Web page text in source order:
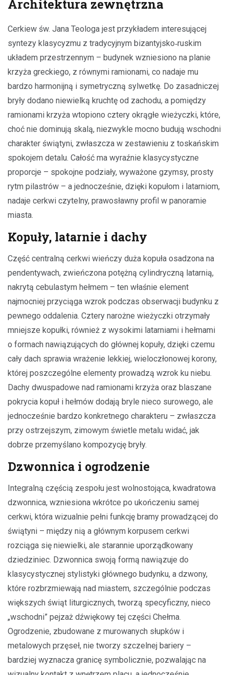
Architektura zewnętrzna
Cerkiew św. Jana Teologa jest przykładem interesującej
syntezy klasycyzmu z tradycyjnym bizantyjsko‑ruskim
układem przestrzennym – budynek wzniesiono na planie
krzyża greckiego, z równymi ramionami, co nadaje mu
bardzo harmonijną i symetryczną sylwetkę. Do zasadniczej
bryły dodano niewielką kruchtę od zachodu, a pomiędzy
ramionami krzyża wtopiono cztery okrągłe wieżyczki, które,
choć nie dominują skalą, niezwykle mocno budują wschodni
charakter świątyni, zwłaszcza w zestawieniu z toskańskim
spokojem detalu. Całość ma wyraźnie klasycystyczne
proporcje – spokojne podziały, wyważone gzymsy, prosty
rytm pilastrów – a jednocześnie, dzięki kopułom i latarniom,
nadaje cerkwi czytelny, prawosławny profil w panoramie
miasta.
Kopuły, latarnie i dachy
Część centralną cerkwi wieńczy duża kopuła osadzona na
pendentywach, zwieńczona potężną cylindryczną latarnią,
nakrytą cebulastym hełmem – ten właśnie element
najmocniej przyciąga wzrok podczas obserwacji budynku z
pewnego oddalenia. Cztery narożne wieżyczki otrzymały
mniejsze kopułki, również z wysokimi latarniami i hełmami
o formach nawiązujących do głównej kopuły, dzięki czemu
cały dach sprawia wrażenie lekkiej, wieloczłonowej korony,
której poszczególne elementy prowadzą wzrok ku niebu.
Dachy dwuspadowe nad ramionami krzyża oraz blaszane
pokrycia kopuł i hełmów dodają bryle nieco surowego, ale
jednocześnie bardzo konkretnego charakteru – zwłaszcza
przy ostrzejszym, zimowym świetle metalu widać, jak
dobrze przemyślano kompozycję bryły.
Dzwonnica i ogrodzenie
Integralną częścią zespołu jest wolnostojąca, kwadratowa
dzwonnica, wzniesiona wkrótce po ukończeniu samej
cerkwi, która wizualnie pełni funkcję bramy prowadzącej do
świątyni – między nią a głównym korpusem cerkwi
rozciąga się niewielki, ale starannie uporządkowany
dziedziniec. Dzwonnica swoją formą nawiązuje do
klasycystycznej stylistyki głównego budynku, a dzwony,
które rozbrzmiewają nad miastem, szczególnie podczas
większych świąt liturgicznych, tworzą specyficzny, nieco
„wschodni” pejzaż dźwiękowy tej części Chełma.
Ogrodzenie, zbudowane z murowanych słupków i
metalowych przęseł, nie tworzy szczelnej bariery –
bardziej wyznacza granicę symbolicznie, pozwalając na